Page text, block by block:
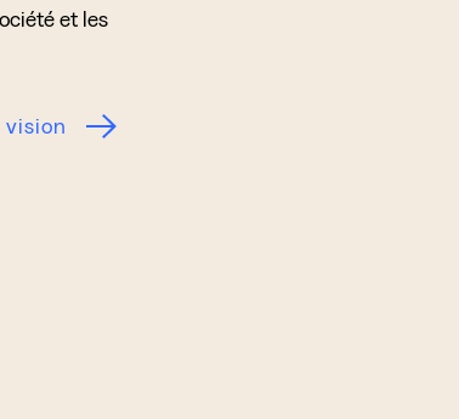
et les
vision